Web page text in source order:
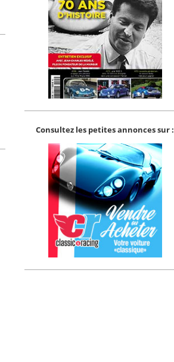
Consultez les petites annonces sur :